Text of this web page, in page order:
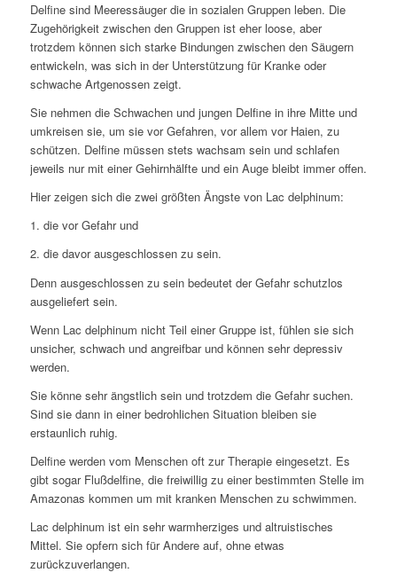
Delfine sind Meeressäuger die in sozialen Gruppen leben. Die
Zugehörigkeit zwischen den Gruppen ist eher loose, aber
trotzdem können sich starke Bindungen zwischen den Säugern
entwickeln, was sich in der Unterstützung für Kranke oder
schwache Artgenossen zeigt.
Sie nehmen die Schwachen und jungen Delfine in ihre Mitte und
umkreisen sie, um sie vor Gefahren, vor allem vor Haien, zu
schützen. Delfine müssen stets wachsam sein und schlafen
jeweils nur mit einer Gehirnhälfte und ein Auge bleibt immer offen.
Hier zeigen sich die zwei größten Ängste von Lac delphinum:
1. die vor Gefahr und
2. die davor ausgeschlossen zu sein.
Denn ausgeschlossen zu sein bedeutet der Gefahr schutzlos
ausgeliefert sein.
Wenn Lac delphinum nicht Teil einer Gruppe ist, fühlen sie sich
unsicher, schwach und angreifbar und können sehr depressiv
werden.
Sie könne sehr ängstlich sein und trotzdem die Gefahr suchen.
Sind sie dann in einer bedrohlichen Situation bleiben sie
erstaunlich ruhig.
Delfine werden vom Menschen oft zur Therapie eingesetzt. Es
gibt sogar Flußdelfine, die freiwillig zu einer bestimmten Stelle im
Amazonas kommen um mit kranken Menschen zu schwimmen.
Lac delphinum ist ein sehr warmherziges und altruistisches
Mittel. Sie opfern sich für Andere auf, ohne etwas
zurückzuverlangen.